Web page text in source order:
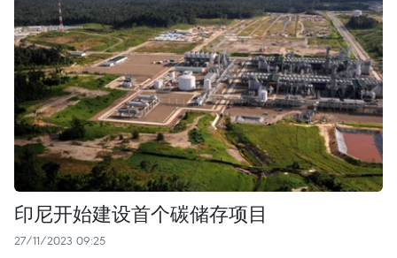
印尼开始建设首个碳储存项目
27/11/2023 09:25